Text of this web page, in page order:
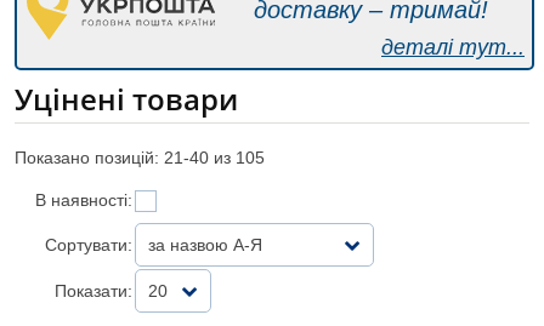
доставку – тримай!
деталі тут...
Уцінені товари
Показано позицій: 21-40 из 105
В наявності:
Сортувати: за назвою А-Я
Показати: 20